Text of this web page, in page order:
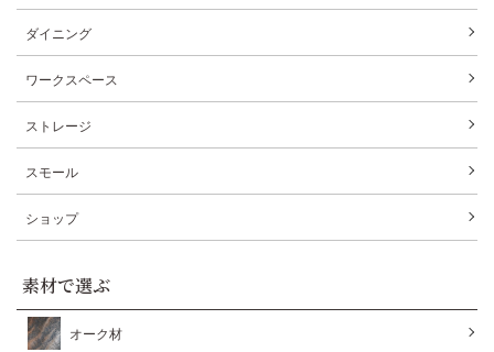
ダイニング
ワークスペース
ストレージ
スモール
ショップ
素材で選ぶ
オーク材